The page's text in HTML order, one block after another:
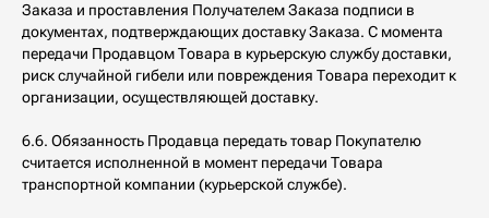
Заказа и проставления Получателем Заказа подписи в
документах, подтверждающих доставку Заказа. С момента
передачи Продавцом Товара в курьерскую службу доставки,
риск случайной гибели или повреждения Товара переходит к
организации, осуществляющей доставку.
6.6. Обязанность Продавца передать товар Покупателю
считается исполненной в момент передачи Товара
транспортной компании (курьерской службе).